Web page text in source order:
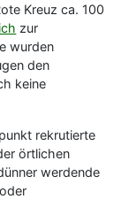
Kreuz ca. 100
zur
wurden
den
keine
rekrutierte
örtlichen
werdende